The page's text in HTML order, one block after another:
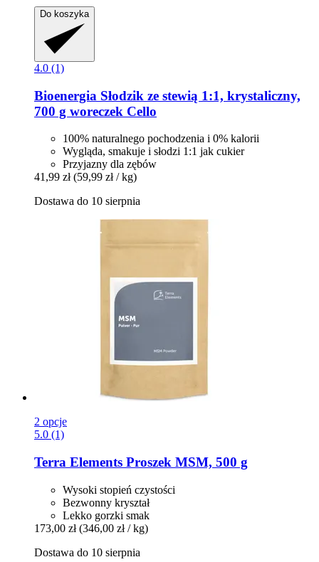
Do koszyka
4.0 (1)
Bioenergia Słodzik ze stewią 1:1, krystaliczny,
700 g woreczek Cello
100% naturalnego pochodzenia i 0% kalorii
Wygląda, smakuje i słodzi 1:1 jak cukier
Przyjazny dla zębów
41,99 zł (59,99 zł / kg)
Dostawa do 10 sierpnia
2 opcje
5.0 (1)
Terra Elements Proszek MSM, 500 g
Wysoki stopień czystości
Bezwonny kryształ
Lekko gorzki smak
173,00 zł (346,00 zł / kg)
Dostawa do 10 sierpnia